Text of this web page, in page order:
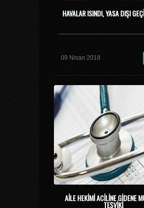
HAVALAR ISINDI, YASA DIŞI
09 Nisan 2018
AILE HEKIMI ACILINE GIDENE
TEŞVIKI